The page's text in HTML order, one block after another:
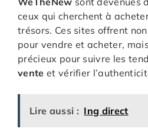
ceux qui cherchent à
trésors. Ces sites offrent
pour vendre et acheter,
précieux pour suivre les
vente et vérifier
Lire aussi : Ing direct